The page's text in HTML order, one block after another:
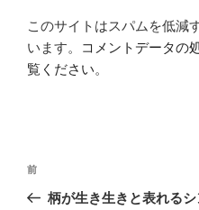
このサイトはスパムを低減
います。
コメントデータの
覧ください。
投
前
の
前
柄が生き生きと表れる